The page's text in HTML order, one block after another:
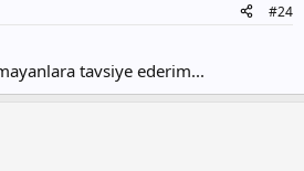
#24
tavsiye ederim...